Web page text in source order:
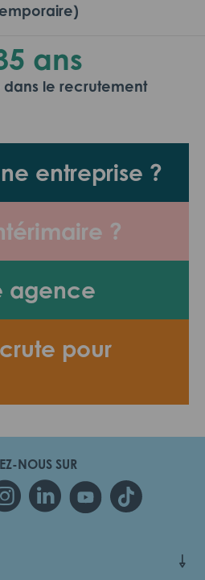
entreprise ?
?
agence
pour
ans
le recrutement
NOUS SUR